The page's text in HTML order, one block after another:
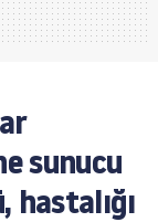
sunucu
hastalığı